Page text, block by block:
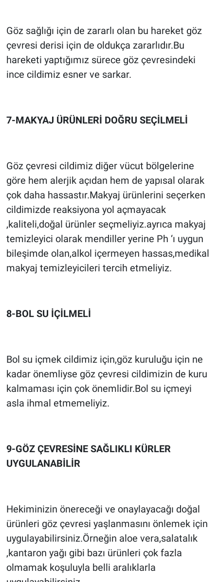
Göz sağlığı için de zararlı olan bu hareket göz
çevresi derisi için de oldukça zararlıdır.Bu
hareketi yaptığımız sürece göz çevresindeki
ince cildimiz esner ve sarkar.
7-MAKYAJ ÜRÜNLERİ DOĞRU SEÇİLMELİ
Göz çevresi cildimiz diğer vücut bölgelerine
göre hem alerjik açıdan hem de yapısal olarak
çok daha hassastır.Makyaj ürünlerini seçerken
cildimizde reaksiyona yol açmayacak
,kaliteli,doğal ürünler seçmeliyiz.ayrıca makyaj
temizleyici olarak mendiller yerine Ph ‘ı uygun
bileşimde olan,alkol içermeyen hassas,medikal
makyaj temizleyicileri tercih etmeliyiz.
8-BOL SU İÇİLMELİ
Bol su içmek cildimiz için,göz kuruluğu için ne
kadar önemliyse göz çevresi cildimizin de kuru
kalmaması için çok önemlidir.Bol su içmeyi
asla ihmal etmemeliyiz.
9-GÖZ ÇEVRESİNE SAĞLIKLI KÜRLER
UYGULANABİLİR
Hekiminizin önereceği ve onaylayacağı doğal
ürünleri göz çevresi yaşlanmasını önlemek için
uygulayabilirsiniz.Örneğin aloe vera,salatalık
,kantaron yağı gibi bazı ürünleri çok fazla
olmamak koşuluyla belli aralıklarla